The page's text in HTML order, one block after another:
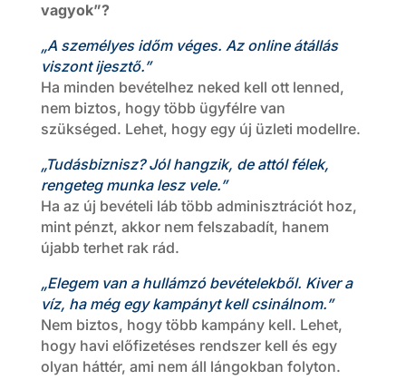
vagyok”?
„A személyes időm véges. Az online átállás
viszont ijesztő.”
Ha minden bevételhez neked kell ott lenned,
nem biztos, hogy több ügyfélre van
szükséged. Lehet, hogy egy új üzleti modellre.
„Tudásbiznisz? Jól hangzik, de attól félek,
rengeteg munka lesz vele.”
Ha az új bevételi láb több adminisztrációt hoz,
mint pénzt, akkor nem felszabadít, hanem
újabb terhet rak rád.
„Elegem van a hullámzó bevételekből. Kiver a
víz, ha még egy kampányt kell csinálnom.”
Nem biztos, hogy több kampány kell. Lehet,
hogy havi előfizetéses rendszer kell és egy
olyan háttér, ami nem áll lángokban folyton.